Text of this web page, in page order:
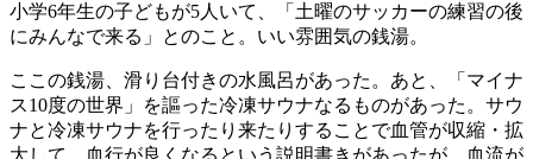
小学6年生の子どもが5人いて、「土曜のサッカーの練習の後
にみんなで来る」とのこと。いい雰囲気の銭湯。
ここの銭湯、滑り台付きの水風呂があった。あと、「マイナ
ス10度の世界」を謳った冷凍サウナなるものがあった。サウ
ナと冷凍サウナを行ったり来たりすることで血管が収縮・拡